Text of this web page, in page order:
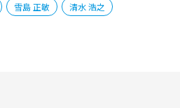
雪島 正敏 清水 浩之